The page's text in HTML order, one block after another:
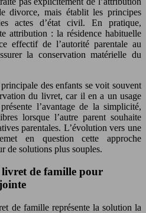
divorce, mais établit les principes
actes d’état civil. En pratique,
attribution : la résidence habituelle
effectif de l’autorité parentale au
la conservation matérielle du
des enfants se voit souvent
du livret, car il en a un usage
l’avantage de la simplicité,
lorsque l’autre parent souhaite
parentales. L’évolution vers une
en question cette approche
de solutions plus souples.
livret de famille pour
de famille représente la solution la